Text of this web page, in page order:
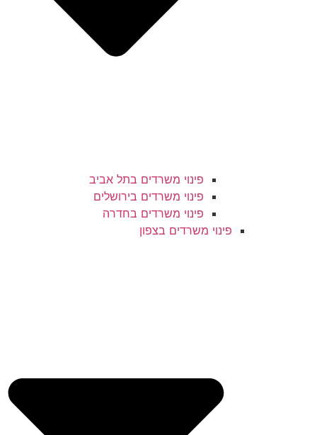
פינוי משרדים בתל אביב
פינוי משרדים בירושלים
פינוי משרדים בחדרה
פינוי משרדים בצפון